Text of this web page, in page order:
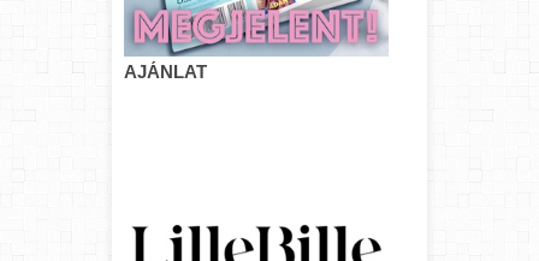
AJÁNLAT